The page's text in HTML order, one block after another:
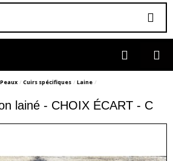
Cuirs spécifiques Laine
lainé - CHOIX ÉCART - C